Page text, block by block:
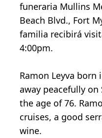
funeraria Mullins
Beach Blvd., Fort
familia recibirá
4:00pm.
Ramon Leyva born
away peacefully on
the age of 76.
cruises, a good
wine.